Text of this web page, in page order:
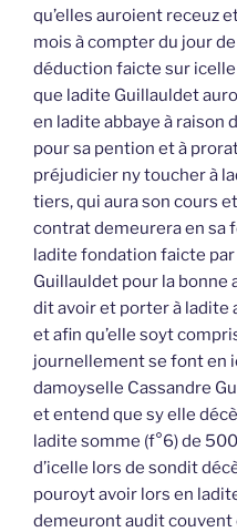
qu’elles auroient receuz
mois à compter du jour
déduction faicte sur
que ladite Guillauldet
en ladite abbaye à raison
pour sa pention et à
préjudicier ny toucher à
tiers, qui aura son cours
contrat demeurera en sa
ladite fondation faicte
Guillauldet pour la bonne
dit avoir et porter à ladite
et afin qu’elle soyt
journellement se font en
damoyselle Cassandre
et entend que sy elle
ladite somme (f°6) de
d’icelle lors de sondit
pouroyt avoir lors en
demeuront audit